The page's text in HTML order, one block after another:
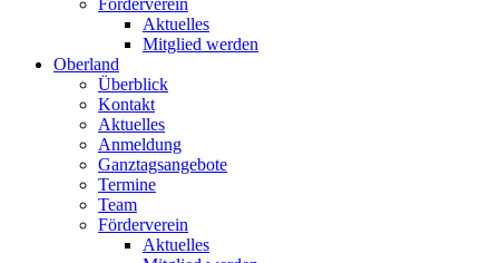
Aktuelles
Mitglied werden
Oberland
Überblick
Kontakt
Aktuelles
Anmeldung
Ganztagsangebote
Termine
Team
Förderverein
Aktuelles